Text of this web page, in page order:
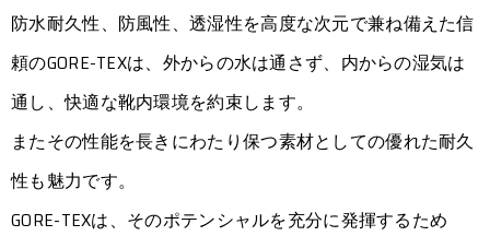
防水耐久性、防風性、透湿性を高度な次元で兼ね備えた信
頼のGORE-TEXは、外からの水は通さず、内からの湿気は
通し、快適な靴内環境を約束します。
またその性能を長きにわたり保つ素材としての優れた耐久
性も魅力です。
GORE-TEXは、そのポテンシャルを充分に発揮するため